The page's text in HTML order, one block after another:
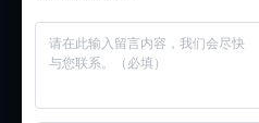
工程管理
材料管理
财务管理